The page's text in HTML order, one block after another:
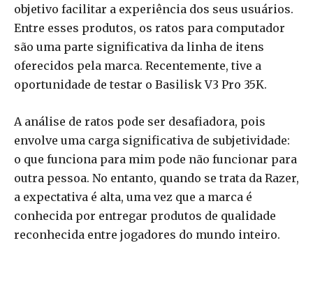
objetivo facilitar a experiência dos seus usuários.
Entre esses produtos, os ratos para computador
são uma parte significativa da linha de itens
oferecidos pela marca. Recentemente, tive a
oportunidade de testar o Basilisk V3 Pro 35K.
A análise de ratos pode ser desafiadora, pois
envolve uma carga significativa de subjetividade:
o que funciona para mim pode não funcionar para
outra pessoa. No entanto, quando se trata da Razer,
a expectativa é alta, uma vez que a marca é
conhecida por entregar produtos de qualidade
reconhecida entre jogadores do mundo inteiro.